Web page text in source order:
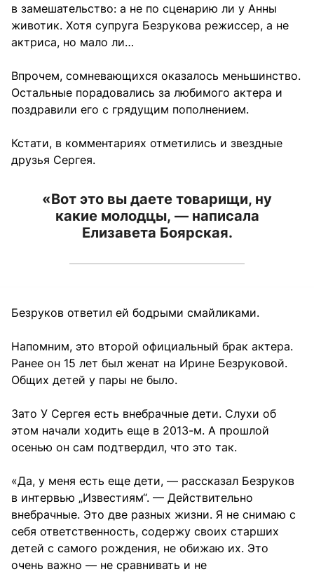
в замешательство: а не по сценарию ли у Анны
животик. Хотя супруга Безрукова режиссер, а не
актриса, но мало ли…
Впрочем, сомневающихся оказалось меньшинство.
Остальные порадовались за любимого актера и
поздравили его с грядущим пополнением.
Кстати, в комментариях отметились и звездные
друзья Сергея.
«Вот это вы даете товарищи, ну
какие молодцы, — написала
Елизавета Боярская.
Безруков ответил ей бодрыми смайликами.
Напомним, это второй официальный брак актера.
Ранее он 15 лет был женат на Ирине Безруковой.
Общих детей у пары не было.
Зато У Сергея есть внебрачные дети. Слухи об
этом начали ходить еще в 2013-м. А прошлой
осенью он сам подтвердил, что это так.
«Да, у меня есть еще дети, — рассказал Безруков
в интервью „Известиям“. — Действительно
внебрачные. Это две разных жизни. Я не снимаю с
себя ответственность, содержу своих старших
детей с самого рождения, не обижаю их. Это
очень важно — не сравнивать и не